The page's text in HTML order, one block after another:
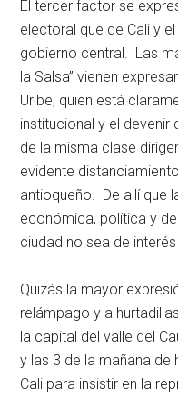
El tercer factor se
electoral que de Cali y
gobierno central. Las
la Salsa” vienen
Uribe, quien está
institucional y el
de la misma clase
evidente
antioqueño. De allí que
económica, política y
ciudad no sea de
Quizás la mayor
relámpago y a
la capital del valle del
y las 3 de la mañana
Cali para insistir en la